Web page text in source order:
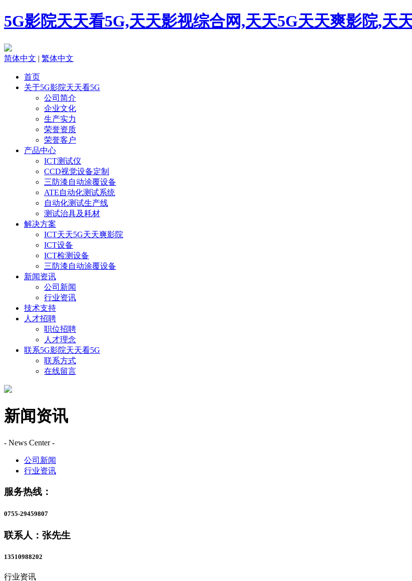
5G影院天天看5G,天天影视综合网,天天5G天天爽影院,天
简体中文 | 繁体中文
首页
关于5G影院天天看5G
公司简介
企业文化
生产实力
荣誉资质
荣誉客户
产品中心
ICT测试仪
CCD视觉设备定制
三防漆自动涂覆设备
ATE自动化测试系统
自动化测试生产线
测试治具及耗材
解决方案
ICT天天5G天天爽影院
ICT设备
ICT检测设备
三防漆自动涂覆设备
新闻资讯
公司新闻
行业资讯
技术支持
人才招聘
职位招聘
人才理念
联系5G影院天天看5G
联系方式
在线留言
新闻资讯
- News Center -
公司新闻
行业资讯
服务热线：
0755-29459807
联系人：张先生
13510988202
行业资讯